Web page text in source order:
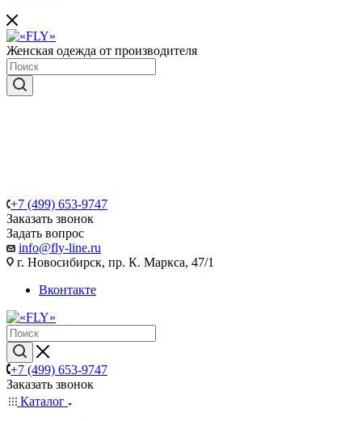
Женская одежда от производителя
+7 (499) 653-9747
Заказать звонок
Задать вопрос
info@fly-line.ru
г. Новосибирск, пр. К. Маркса, 47/1
Вконтакте
+7 (499) 653-9747
Заказать звонок
Каталог